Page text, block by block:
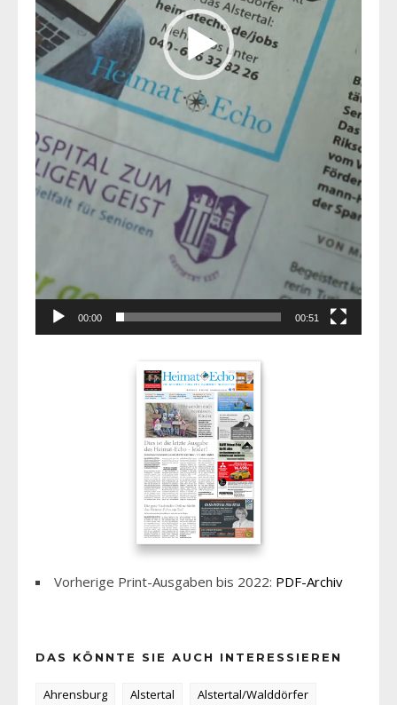
00:00 00:51
Vorherige Print-Ausgaben bis 2022: PDF-Archiv
DAS KÖNNTE SIE AUCH INTERESSIEREN
Ahrensburg Alstertal
Alstertal/Walddörfer